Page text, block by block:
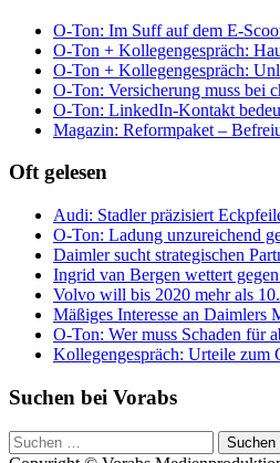
O-Ton: Im Suff auf dem E-
O-Ton + Kollegengespräch:
O-Ton + Kollegengespräch:
O-Ton: Versicherung muss bei
O-Ton: LinkedIn-Kontakt
Magazin: Reformpaket –
Oft gelesen
Audi: Stadler präzisiert
O-Ton: Ladung unzureichend
Daimler sucht strategischen
Ingrid van Bergen wettert
Volvo will bis 2020 mehr als
Mäßiges Interesse an Daimlers
O-Ton: Wer muss Schaden für
Kollegengespräch: Urteile zum
Suchen bei Vorabs
Suchen
nach: